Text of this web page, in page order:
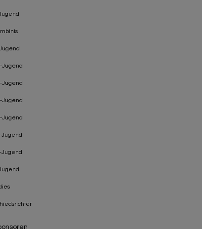
Jugend
Jugend
Jugend
Jugend
Jugend
Jugend